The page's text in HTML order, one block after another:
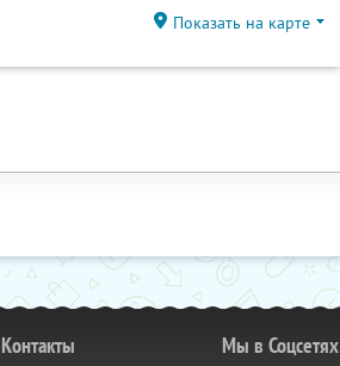
Показать на карте
Контакты Мы в Соцсетях